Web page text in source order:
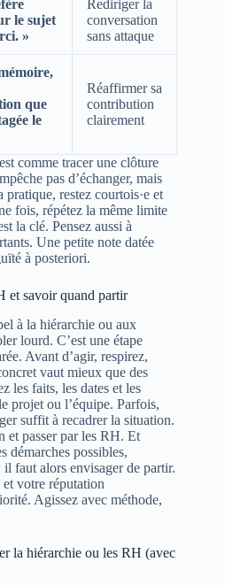
le sujet
»
Rediriger la
conversation
sans attaque
que
le
Réaffirmer sa
contribution
clairement
comme tracer une clôture
pas d’échanger, mais
restez courtois·e et
fois, répétez la même limite
la clé. Pensez aussi à
Une petite note datée
à posteriori.
et savoir quand partir
à la hiérarchie ou aux
lourd. C’est une étape
Avant d’agir, respirez,
vaut mieux que des
les faits, les dates et les
projet ou l’équipe. Parfois,
suffit à recadrer la situation.
et passer par les RH. Et
démarches possibles,
faut alors envisager de partir.
et votre réputation
Agissez avec méthode,
la hiérarchie ou les RH (avec